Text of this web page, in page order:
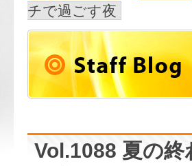
チで過ごす夜
Vol.1088 夏の